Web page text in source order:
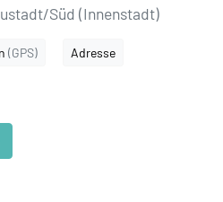
Süd (Innenstadt)
(GPS) Adresse